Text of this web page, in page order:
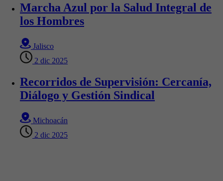
Marcha Azul por la Salud Integral de
los Hombres
Jalisco
2 dic 2025
Recorridos de Supervisión: Cercanía,
Diálogo y Gestión Sindical
Michoacán
2 dic 2025